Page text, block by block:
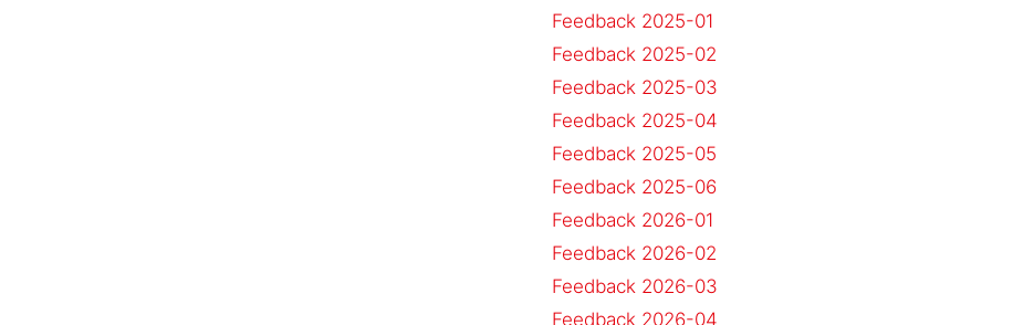
Feedback 2025-01
Feedback 2025-02
Feedback 2025-03
Feedback 2025-04
Feedback 2025-05
Feedback 2025-06
Feedback 2026-01
Feedback 2026-02
Feedback 2026-03
Feedback 2026-04